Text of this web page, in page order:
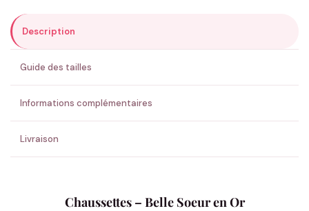
ENVOYER MA DEMANDE ✨
💚 Retour sous 24-48h🇫🇷 Flocage en France✅ Validation avant fabrication
Description
Guide des tailles
Informations complémentaires
Livraison
Chaussettes – Belle Soeur en Or